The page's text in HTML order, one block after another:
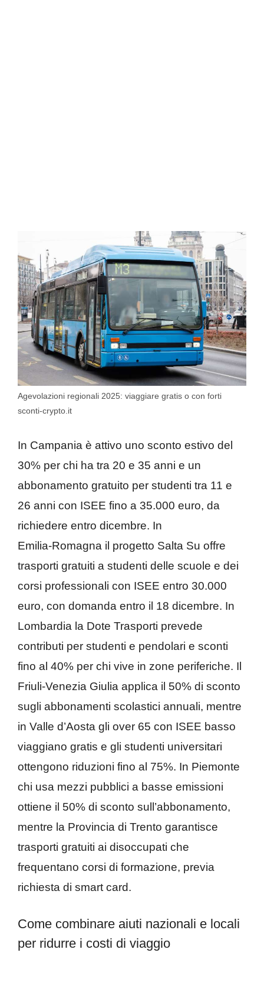
Agevolazioni regionali 2025: viaggiare gratis o con forti
sconti-crypto.it
In Campania è attivo uno sconto estivo del
30% per chi ha tra 20 e 35 anni e un
abbonamento gratuito per studenti tra 11 e
26 anni con ISEE fino a 35.000 euro, da
richiedere entro dicembre. In
Emilia‑Romagna il progetto Salta Su offre
trasporti gratuiti a studenti delle scuole e dei
corsi professionali con ISEE entro 30.000
euro, con domanda entro il 18 dicembre. In
Lombardia la Dote Trasporti prevede
contributi per studenti e pendolari e sconti
fino al 40% per chi vive in zone periferiche. Il
Friuli‑Venezia Giulia applica il 50% di sconto
sugli abbonamenti scolastici annuali, mentre
in Valle d’Aosta gli over 65 con ISEE basso
viaggiano gratis e gli studenti universitari
ottengono riduzioni fino al 75%. In Piemonte
chi usa mezzi pubblici a basse emissioni
ottiene il 50% di sconto sull’abbonamento,
mentre la Provincia di Trento garantisce
trasporti gratuiti ai disoccupati che
frequentano corsi di formazione, previa
richiesta di smart card.
Come combinare aiuti nazionali e locali
per ridurre i costi di viaggio